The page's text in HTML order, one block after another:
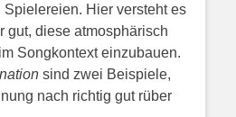
Hier versteht es
gut, diese atmosphärisch
Songkontext einzubauen.
sind zwei Beispiele,
nach richtig gut rüber